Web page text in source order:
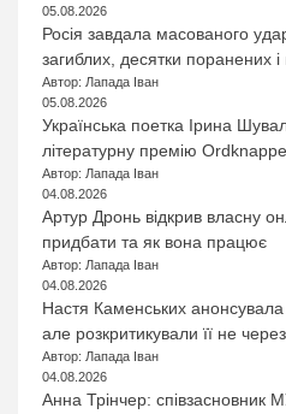
05.08.2026
Росія завдала масованого
загиблих, десятки поранених
Автор: Лапада Іван
05.08.2026
Українська поетка Ірина
літературну премію
Автор: Лапада Іван
04.08.2026
Артур Дронь відкрив власну
придбати та як вона працює
Автор: Лапада Іван
04.08.2026
Настя Каменських анонсувала
але розкритикували її не
Автор: Лапада Іван
04.08.2026
Анна Трінчер: співзасновник